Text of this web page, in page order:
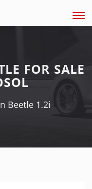
FOR SALE
Beetle 1.2i